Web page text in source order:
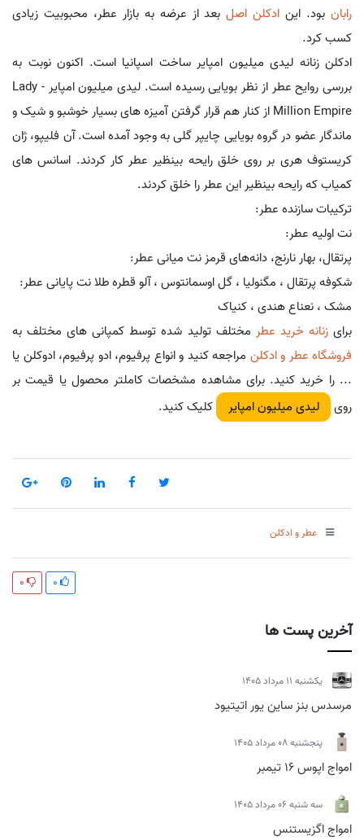
آخرین پست ها
يكشنبه 11 مرداد 1405
مرسدس بنز ساین یور اتیتیود
پنجشنبه 08 مرداد 1405
امواج اپوس 16 تیمبر
سه شنبه 06 مرداد 1405
امواج اگزیستنس
رابانبود. این ادکلن اصلبعد از عرضه به بازار عطر، محبوبیت زیادی
کسب کرد.
ادکلن زنانه لیدی میلیون امپایر ساخت اسپانیا است. اکنون نوبت به
بررسی روایح عطر از نظر بویایی رسیده است. لیدی میلیون امپایر - Lady
Million Empire از کنار هم قرار گرفتن آمیزه های بسیار خوشبو و شیک و
ماندگار عضو در گروه بویایی چایپر گلی به وجود آمده است. آن فلیپو، ژان
کریستوف هری بر روی خلق رایحه بینظیر عطر کار کردند. اسانس های
کمیاب که رایحه بینظیر این عطر را خلق کردند.
ترکیبات سازنده عطر:
نت اولیه عطر:
پرتقال، بهار نارنج، دانه‌های قرمز نت میانی عطر:
شکوفه پرتقال ، مگنولیا ، گل اوسمانتوس ، آلو قطره طلا نت پایانی عطر:
مشک ، نعناع هندی ، کنیاک
برایزنانه خرید عطر مختلف تولید شده توسط کمپانی های مختلف به
فروشگاه عطر و ادکلن مراجعه کنید و انواع پرفیوم، ادو پرفیوم، ادوکلن یا
... را خرید کنید. برای مشاهده مشخصات کاملتر محصول یا قیمت بر
روی
لیدی میلیون امپایر کلیک کنید.
عطر و ادکلن